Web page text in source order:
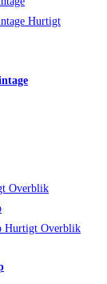
Hurtigt
Overblik
Hurtigt Overblik